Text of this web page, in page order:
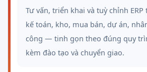
Tư vấn, triển khai và tuỳ chỉnh
kế toán, kho, mua bán, dự án,
công — tinh gọn theo đúng quy
kèm đào tạo và chuyển giao.